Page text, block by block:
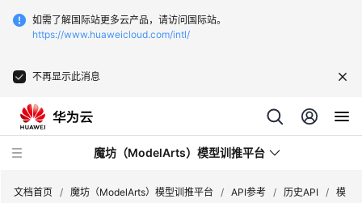
如需了解国际站更多云产品，请访问国际站。
https://www.huaweicloud.com/intl/
不再显示此消息
魔坊（ModelArts）模型训推平台
文档首页 / 魔坊（ModelArts）模型训推平台 / API参考 / 历史API / 模